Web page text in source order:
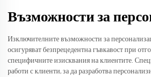
Възможности за
Изключителните възможности за
осигуряват безпрецедентна гъвкавост при
специфичните изисквания на клиентите.
работи с клиенти, за да разработва